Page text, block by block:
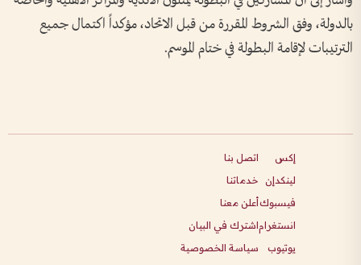
بالدولة، وفق الشروط المقررة من قبل الاتحاد، مؤكداً اكتمال جميع
الترتيبات لإقامة البطولة في ختام الموسم.
إكس
لينكدإن
فيسبوك
انستغرام
يوتيوب
اتصل بنا
خدماتنا
أعلن معنا
اشترك في البيان
سياسة الخصوصية